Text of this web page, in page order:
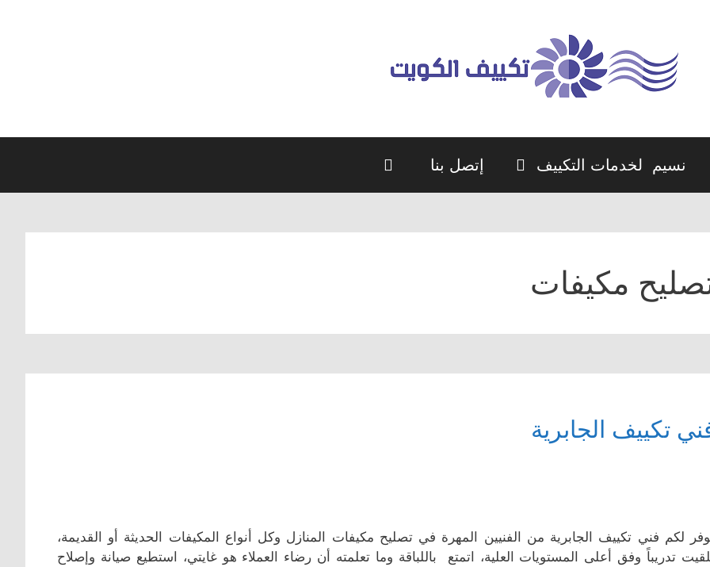
نسيم لخدمات التكييف إتصل بنا
مكيفات
تكييف الجابرية
لكم فني تكييف الجابرية من الفنيين المهرة في تصليح مكيفات المنازل وكل أنواع المكيفات الحديثة أو القديمة،
تدريباً وفق أعلى المستويات العلية، اتمتع باللباقة وما تعلمته أن رضاء العملاء هو غايتي، استطيع صيانة وإصلاح